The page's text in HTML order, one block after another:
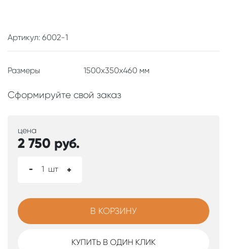
Артикул: 6002-1
Размеры 1500x350x460 мм
Сформируйте свой заказ
цена
2 750 руб.
- 1 шт +
В КОРЗИНУ
КУПИТЬ В ОДИН КЛИК